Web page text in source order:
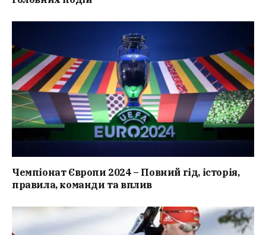
Чемпіонат Європи 2024 – Повний гід, історія,
правила, команди та вплив